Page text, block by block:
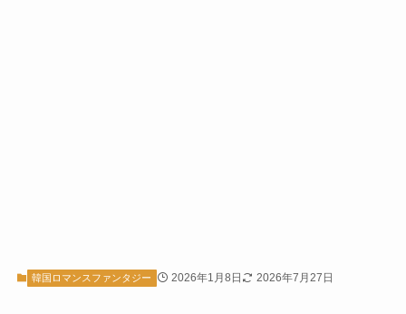
韓国ロマンスファンタジー 2026年1月8日 2026年7月27日